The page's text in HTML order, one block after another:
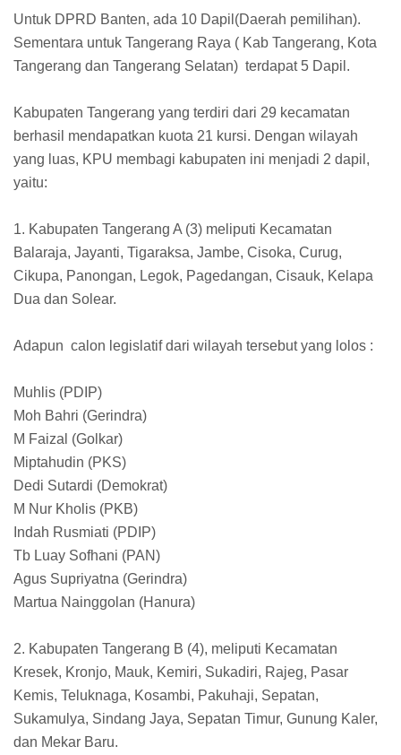
Untuk DPRD Banten, ada 10 Dapil(Daerah pemilihan).
Sementara untuk Tangerang Raya ( Kab Tangerang, Kota
Tangerang dan Tangerang Selatan) terdapat 5 Dapil.
Kabupaten Tangerang yang terdiri dari 29 kecamatan
berhasil mendapatkan kuota 21 kursi. Dengan wilayah
yang luas, KPU membagi kabupaten ini menjadi 2 dapil,
yaitu:
1. Kabupaten Tangerang A (3) meliputi Kecamatan
Balaraja, Jayanti, Tigaraksa, Jambe, Cisoka, Curug,
Cikupa, Panongan, Legok, Pagedangan, Cisauk, Kelapa
Dua dan Solear.
Adapun calon legislatif dari wilayah tersebut yang lolos :
Muhlis (PDIP)
Moh Bahri (Gerindra)
M Faizal (Golkar)
Miptahudin (PKS)
Dedi Sutardi (Demokrat)
M Nur Kholis (PKB)
Indah Rusmiati (PDIP)
Tb Luay Sofhani (PAN)
Agus Supriyatna (Gerindra)
Martua Nainggolan (Hanura)
2. Kabupaten Tangerang B (4), meliputi Kecamatan
Kresek, Kronjo, Mauk, Kemiri, Sukadiri, Rajeg, Pasar
Kemis, Teluknaga, Kosambi, Pakuhaji, Sepatan,
Sukamulya, Sindang Jaya, Sepatan Timur, Gunung Kaler,
dan Mekar Baru.